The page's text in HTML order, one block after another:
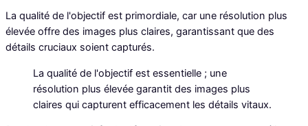
La qualité de l'objectif est primordiale, car une résolution plus
élevée offre des images plus claires, garantissant que des
détails cruciaux soient capturés.
La qualité de l'objectif est essentielle ; une
résolution plus élevée garantit des images plus
claires qui capturent efficacement les détails vitaux.